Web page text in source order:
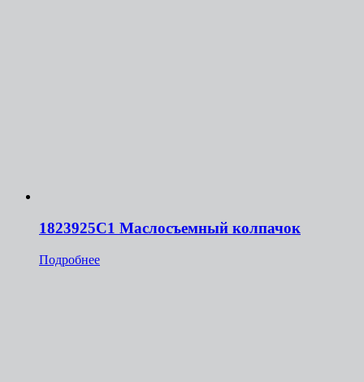
1823925C1 Маслосъемный колпачок
Подробнее